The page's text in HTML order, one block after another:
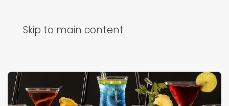
Skip to main content